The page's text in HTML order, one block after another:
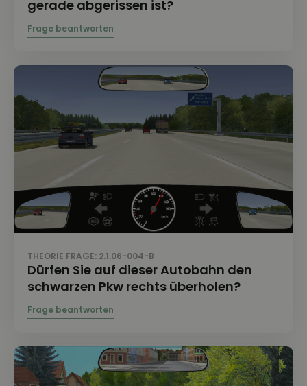
gerade abgerissen ist?
THEORIE FRAGE: 2.1.06-004-B
Dürfen Sie auf dieser Autobahn den
schwarzen Pkw rechts überholen?